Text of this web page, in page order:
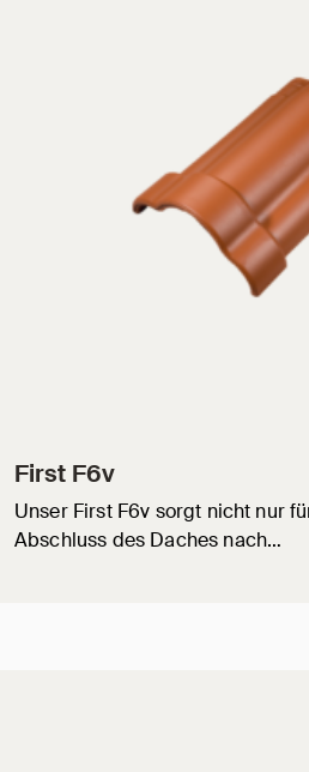
First F6v
Unser First F6v sorgt nicht nur
Abschluss des Daches nach…